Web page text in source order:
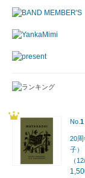
No.1
20
子）
（